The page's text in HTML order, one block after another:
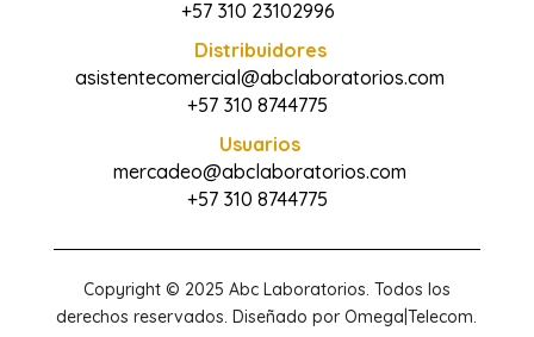
+57 310 23102996
Distribuidores
asistentecomercial@abclaboratorios.com
+57 310 8744775
Usuarios
mercadeo@abclaboratorios.com
+57 310 8744775
Copyright © 2025 Abc Laboratorios. Todos los
derechos reservados. Diseñado por Omega|Telecom.